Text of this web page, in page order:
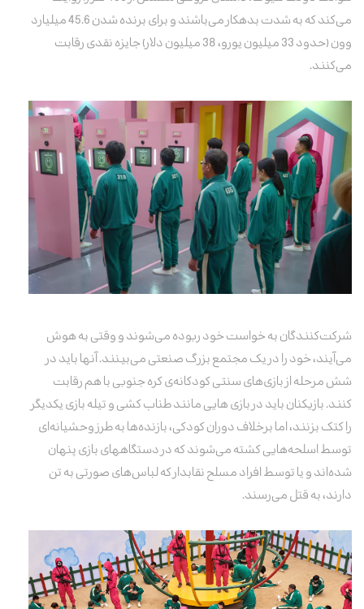
می‌کند که به شدت بدهکار می‌باشند و برای برنده شدن 45.6 میلیارد
وون (حدود 33 میلیون یورو، 38 میلیون دلار) جایزه نقدی رقابت
می‌کنند.
شرکت‌کنندگان به خواست خود ربوده می‌شوند و وقتی به هوش
می‌آیند، خود را در یک مجتمع بزرگ صنعتی می‌بینند. آنها باید در
شش مرحله از بازی‌های سنتی کودکانه‌ی کره جنوبی با هم رقابت
کنند. بازیکنان باید در بازی هایی مانند طناب کشی و تیله بازی یکدیگر
را کتک بزنند، اما برخلاف دوران کودکی، بازنده‌ها به طرز وحشیانه‌ای
توسط اسلحه‌هایی کشته می‌شوند که در دستگاههای بازی پنهان
شده‌اند و یا توسط افراد مسلح نقابدار که لباس‌های صورتی به تن
دارند، به قتل می‌رسند.